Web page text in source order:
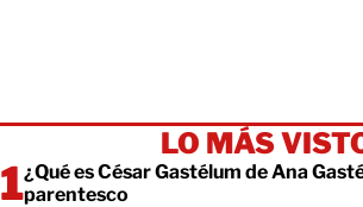
LO MÁS
¿Qué es César Gastélum de Ana
parentesco